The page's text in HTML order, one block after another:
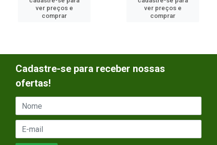
ver preços e
comprar
ver preços e
comprar
Cadastre-se para receber nossas
ofertas!